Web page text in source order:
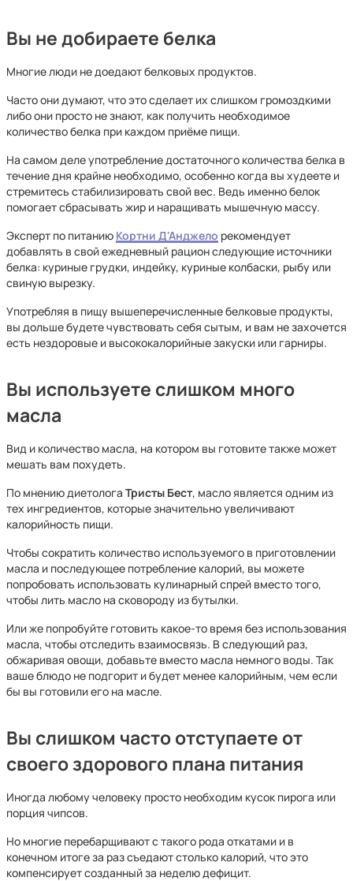
Вы не добираете белка
Многие люди не доедают белковых продуктов.
Часто они думают, что это сделает их слишком громоздкими
либо они просто не знают, как получить необходимое
количество белка при каждом приёме пищи.
На самом деле употребление достаточного количества белка в
течение дня крайне необходимо, особенно когда вы худеете и
стремитесь стабилизировать свой вес. Ведь именно белок
помогает сбрасывать жир и наращивать мышечную массу.
Эксперт по питанию Кортни Д'Анджело рекомендует
добавлять в свой ежедневный рацион следующие источники
белка: куриные грудки, индейку, куриные колбаски, рыбу или
свиную вырезку.
Употребляя в пищу вышеперечисленные белковые продукты,
вы дольше будете чувствовать себя сытым, и вам не захочется
есть нездоровые и высококалорийные закуски или гарниры.
Вы используете слишком много
масла
Вид и количество масла, на котором вы готовите также может
мешать вам похудеть.
По мнению диетолога Тристы Бест, масло является одним из
тех ингредиентов, которые значительно увеличивают
калорийность пищи.
Чтобы сократить количество используемого в приготовлении
масла и последующее потребление калорий, вы можете
попробовать использовать кулинарный спрей вместо того,
чтобы лить масло на сковороду из бутылки.
Или же попробуйте готовить какое-то время без использования
масла, чтобы отследить взаимосвязь. В следующий раз,
обжаривая овощи, добавьте вместо масла немного воды. Так
ваше блюдо не подгорит и будет менее калорийным, чем если
бы вы готовили его на масле.
Вы слишком часто отступаете от
своего здорового плана питания
Иногда любому человеку просто необходим кусок пирога или
порция чипсов.
Но многие перебарщивают с такого рода откатами и в
конечном итоге за раз съедают столько калорий, что это
компенсирует созданный за неделю дефицит.